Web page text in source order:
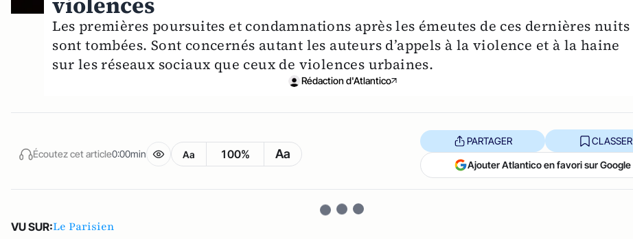
Les premières poursuites et condamnations après les émeutes de ces dernières nuits
sont tombées. Sont concernés autant les auteurs d’appels à la violence et à la haine
sur les réseaux sociaux que ceux de violences urbaines.
Rédaction d'Atlantico
Écoutez cet article0:00min Aa 100% Aa
PARTAGER CLASSER
Ajouter Atlantico en favori sur Google
VU SUR:Le Parisien